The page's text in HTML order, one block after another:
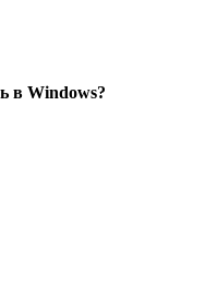
в Windows?